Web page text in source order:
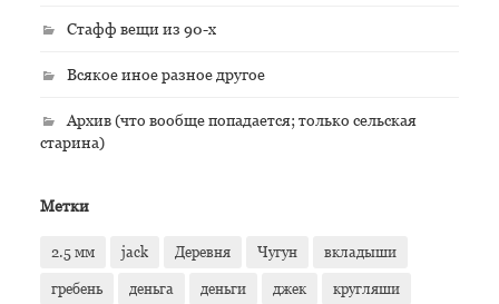
Стафф вещи из 90-х
Всякое иное разное другое
Архив (что вообще попадается; только сельская
старина)
Метки
2.5 мм jack Деревня Чугун вкладыши
гребень деньга деньги джек кругляши